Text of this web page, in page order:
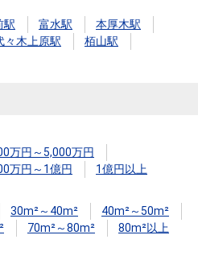
ロー
シミュ
住まい1プ
ラス（お
ガイ
駅 富水駅
本厚木駅
々木上原駅
栢山駅
万円～5,000万円
万円～1億円
1億円以上
30m²～40m²
40m²～50m²
70m²～80m²
80m²以上